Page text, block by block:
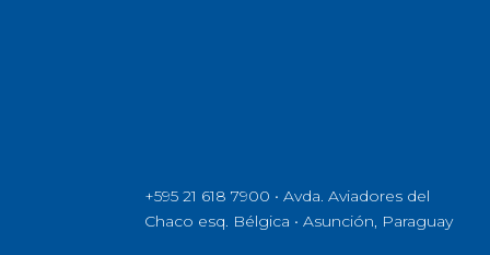
+595 21 618 7900 • Avda. Aviadores del
Chaco esq. Bélgica • Asunción, Paraguay